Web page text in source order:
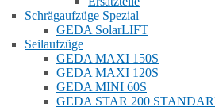
Schrägaufzüge Spezial
GEDA SolarLIFT
Seilaufzüge
GEDA MAXI 150S
GEDA MAXI 120S
GEDA MINI 60S
GEDA STAR 200